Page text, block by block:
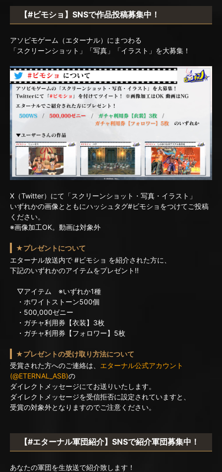
【#ビモショ】SNSで作品投稿募集中！
アソビモゲーム（エターナル）にまつわる
「スクリーンショット」「写真」「イラスト」を大募集！
X（Twitter）にて「スクリーンショット・写真・イラスト」
いずれかの画像とともにハッシュタグ#ビモショをつけてご投稿
ください。
※画像加工OK。動画は対象外
★プレゼントについて
エターナル放送内で #ビモショ を紹介された方に、
下記のいずれかのアイテムをプレゼント!!
▽アイテム ※いずれか1種
・ホワイトストーン500個
・500,000ゼニー
・ガチャ利用券【衣装】3枚
・ガチャ利用券【フォロワー】5枚
★プレゼントの受け取り方法について
受賞された方へのご連絡は、 エターナル公式アカウント
(@ETERNAL_ASB)の
ダイレクトメッセージにてお送りいたします。
ダイレクトメッセージを受信拒否に設定されていますと、
受賞の対象外となりますのでご注意ください。
【#エターナル軍団紹介】SNSで紹介軍団募集中！
あなたの軍団を生放送で紹介致します！